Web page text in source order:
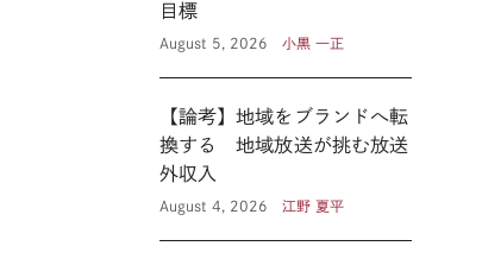
目標
August 5, 2026 小黒 一正
【論考】地域をブランドへ転
換する 地域放送が挑む放送
外収入
August 4, 2026 江野 夏平